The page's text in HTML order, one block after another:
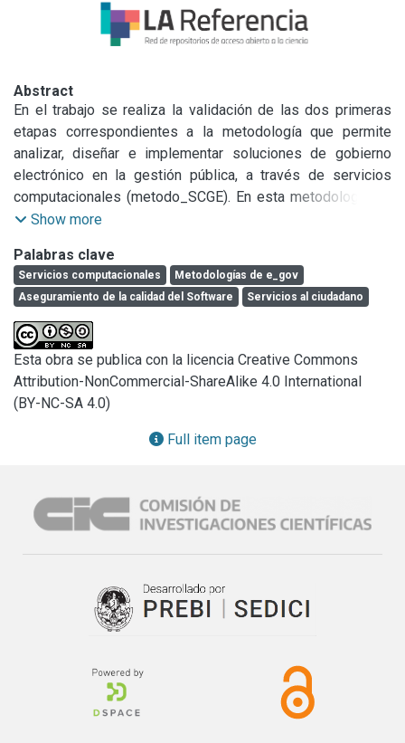
Abstract
En el trabajo se realiza la validación de las dos primeras
etapas correspondientes a la metodología que permite
analizar, diseñar e implementar soluciones de gobierno
electrónico en la gestión pública, a través de servicios
computacionales (metodo_SCGE). En esta metodología se
considera el software, hardware y comunicaciones, el
integral basado en SCGE. El artículo contiene una
presentación de algunas metodologías existentes que se
pueden aplicar a servicios computacionales, una breve
introducción al concepto de servicios computacionales en
el ámbito de gobierno electrónico y una descripción de sus
componentes. Al final se presenta la validación de las
etapas, sobre un servicio específico perteneciente a un
organismo gubernamental.
Show more
Palabras clave
Servicios computacionales
Metodologías de e_gov
Aseguramiento de la calidad del Software
Servicios al ciudadano
Esta obra se publica con la licencia Creative Commons
Attribution-NonCommercial-ShareAlike 4.0 International
(BY-NC-SA 4.0)
Full item page